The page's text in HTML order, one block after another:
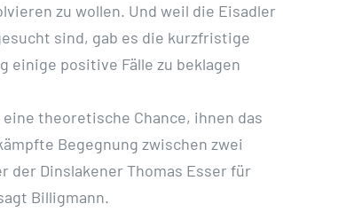
zu wollen. Und weil die Eisadler
sind, gab es die kurzfristige
einige positive Fälle zu beklagen
theoretische Chance, ihnen das
Begegnung zwischen zwei
der Dinslakener Thomas Esser für
Billigmann.